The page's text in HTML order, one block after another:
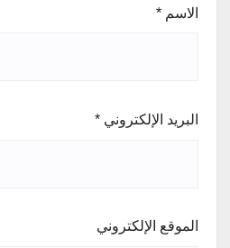
الاسم *
البريد الإلكتروني *
الموقع الإلكتروني